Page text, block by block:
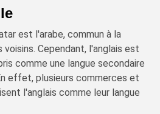
est l'arabe, commun à la
Cependant, l'anglais est
comme une langue secondaire
effet, plusieurs commerces et
l'anglais comme leur langue